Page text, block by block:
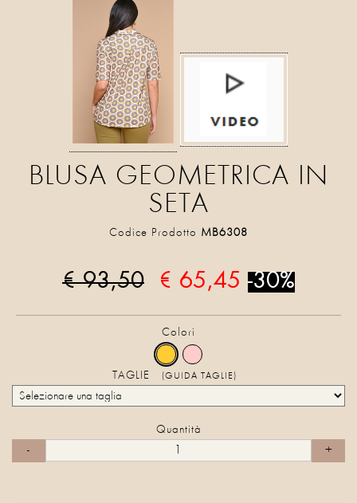
BLUSA GEOMETRICA IN
SETA
Codice Prodotto MB6308
€ 93,50 € 65,45 -30%
Colori
TAGLIE (GUIDA TAGLIE)
Quantità